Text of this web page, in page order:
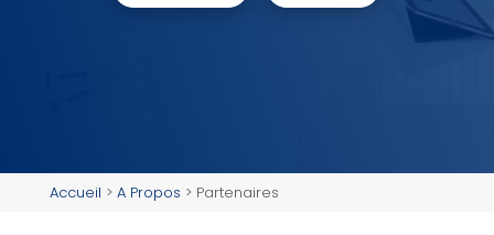
Accueil > A Propos > Partenaires